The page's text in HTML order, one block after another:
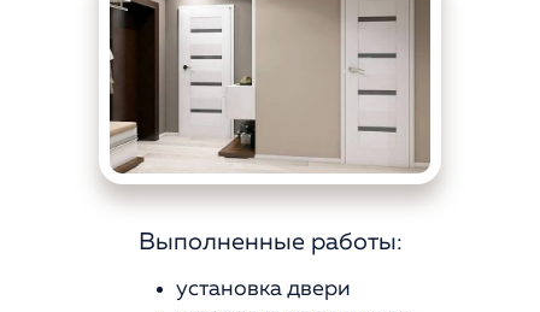
Выполненныеработы:
установка двери